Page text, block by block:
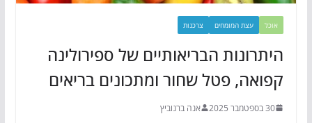
אוכל עצת המומחים צרכנות
היתרונות הבריאותיים של ספירולינה
קפואה, פטל שחור ומתכונים בריאים
30 בספטמבר 2025 אנה ברנוביץ